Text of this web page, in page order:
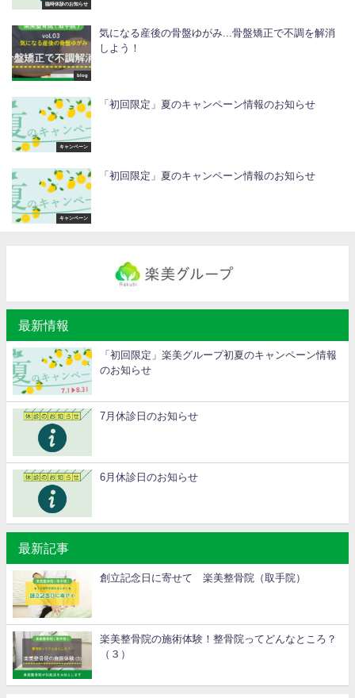
臨時休診のお知らせ
blog
気になる産後の骨盤ゆがみ...骨盤矯正で不調を解消
しよう！
キャンペーン
「初回限定」夏のキャンペーン情報のお知らせ
キャンペーン
「初回限定」夏のキャンペーン情報のお知らせ
最新情報
「初回限定」楽美グループ初夏のキャンペーン情報
のお知らせ
7月休診日のお知らせ
6月休診日のお知らせ
最新記事
創立記念日に寄せて 楽美整骨院（取手院）
楽美整骨院の施術体験！整骨院ってどんなところ？
（３）